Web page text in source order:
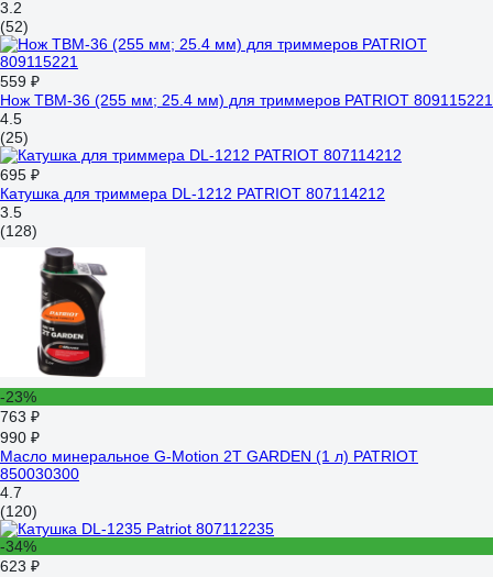
3.2
(52)
559 ₽
Нож TBM-36 (255 мм; 25.4 мм) для триммеров PATRIOT 809115221
4.5
(25)
695 ₽
Катушка для триммера DL-1212 PATRIOT 807114212
3.5
(128)
-23%
763 ₽
990 ₽
Масло минеральное G-Motion 2Т GARDEN (1 л) PATRIOT
850030300
4.7
(120)
-34%
623 ₽